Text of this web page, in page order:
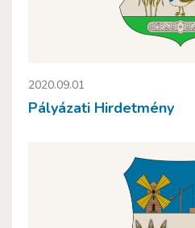
2020.09.01
Pályázati Hirdetmény